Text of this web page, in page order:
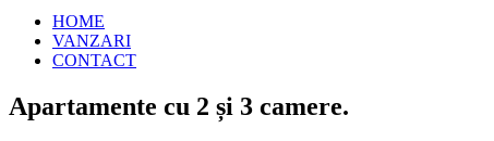
HOME
VANZARI
CONTACT
Apartamente cu 2 și 3 camere.